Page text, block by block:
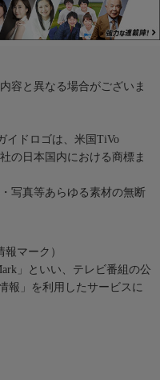
容と異なる場合がございま
イドロゴは、米国TiVo
の日本国内における商標ま
写真等あらゆる素材の無断
マーク）
」といい、テレビ番組の公
報」を利用したサービスに